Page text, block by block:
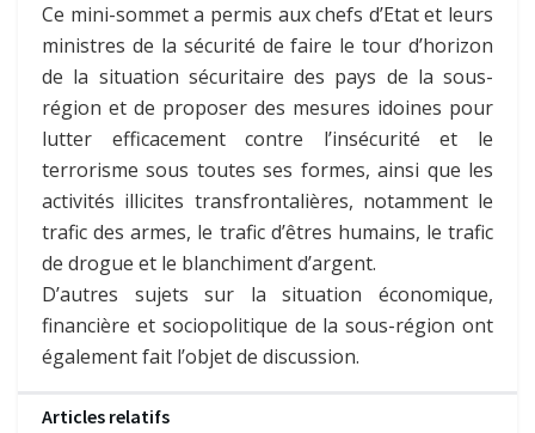
Ce mini-sommet a permis aux chefs d’Etat et leurs
ministres de la sécurité de faire le tour d’horizon
de la situation sécuritaire des pays de la sous-
région et de proposer des mesures idoines pour
lutter efficacement contre l’insécurité et le
terrorisme sous toutes ses formes, ainsi que les
activités illicites transfrontalières, notamment le
trafic des armes, le trafic d’êtres humains, le trafic
de drogue et le blanchiment d’argent.
D’autres sujets sur la situation économique,
financière et sociopolitique de la sous-région ont
également fait l’objet de discussion.
Articles relatifs